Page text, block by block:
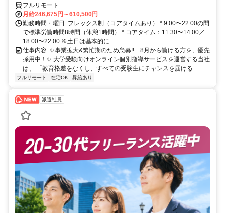
フルリモート
月給246,675円～610,500円
勤務時間・曜日: フレックス制（コアタイムあり） * 9:00〜22:00の間
で標準労働時間8時間（休憩1時間） * コアタイム：11:30〜14:00／
18:00〜22:00 ※土日は基本的に...
仕事内容: ✨️事業拡大&繁忙期のため急募!! 8月から働ける方を、優先
採用中！✨️ 大学受験向けオンライン個別指導サービスを運営する当社
は、 「教育格差をなくし、すべての受験生にチャンスを届ける...
フルリモート 在宅OK 昇給あり
派遣社員